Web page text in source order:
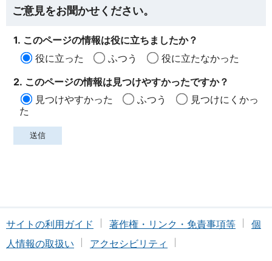
ご意見をお聞かせください。
1. このページの情報は役に立ちましたか？
役に立った
ふつう
役に立たなかった
2. このページの情報は見つけやすかったですか？
見つけやすかった
ふつう
見つけにくかっ
た
サイトの利用ガイド 著作権・リンク・免責事項等
個
人情報の取扱い
アクセシビリティ